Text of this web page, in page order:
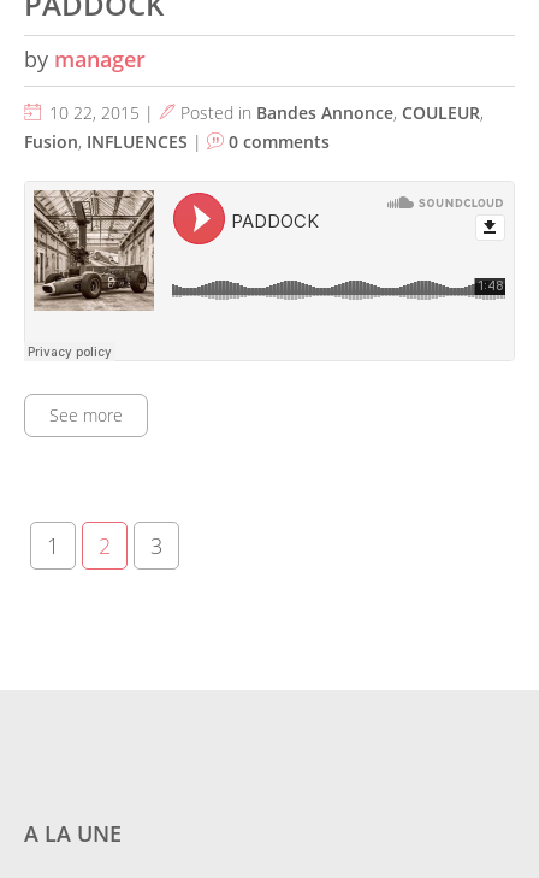
by manager
10 22, 2015 | Posted in Bandes Annonce, COULEUR,
Fusion, INFLUENCES | 0 comments
See more
1 2 3
A LA UNE